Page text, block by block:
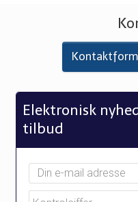
Elektronisk
tilbud